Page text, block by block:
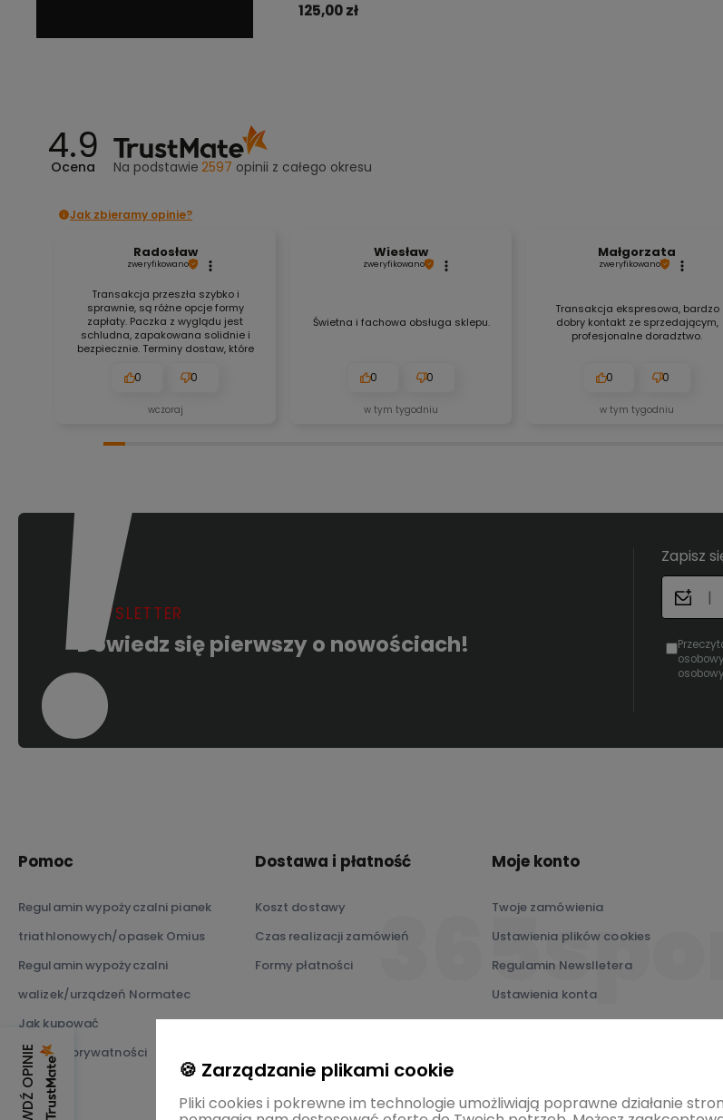
125,00 zł
4.9
Ocena Na podstawie 2597 opinii z całego okresu
Jak zbieramy opinie?
Radosław
zweryfikowano
Transakcja przeszła szybko i
sprawnie, są różne opcje formy
zapłaty. Paczka z wyglądu jest
schludna, zapakowana solidnie i
bezpiecznie. Terminy dostaw, które
internetowej, są zawsze aktualne,
zawiodłem, wyjątkowo rzetelna
firma. 👍️🚀
0 0
wczoraj
Wiesław
zweryfikowano
Świetna i fachowa obsługa sklepu.
0 0
w tym tygodniu
Małgorzata
zweryfikowano
Transakcja ekspresowa, bardzo
dobry kontakt ze sprzedającym,
profesjonalne doradztwo.
0 0
w tym tygodniu
NEWSLETTER
Dowiedz się pierwszy o nowościach!
Zapisz
Pomoc
Regulamin wypożyczalni pianek
triathlonowych/opasek Omius
Regulamin wypożyczalni
walizek/urządzeń Normatec
Jak kupować
Polityka prywatności
Dostawa i płatność
Koszt dostawy
Czas realizacji zamówień
Formy płatności
Moje konto
Twoje zamówienia
Ustawienia plików cookies
Regulamin Newslletera
Ustawienia konta
Przechowalnia
🍪 Zarządzanie plikami cookie
Pliki cookies i pokrewne im technologie umożliwiają poprawne działanie